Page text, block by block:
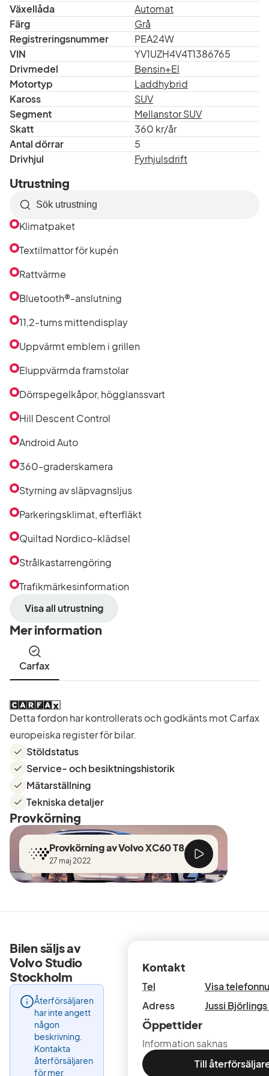
Växellåda
Automat
Färg
Grå
Registreringsnummer
PEA24W
VIN
YV1UZH4V4T1386765
Drivmedel
Bensin+El
Motortyp
Laddhybrid
Kaross
SUV
Segment
Mellanstor SUV
Skatt
360 kr/år
Antal dörrar
5
Drivhjul
Fyrhjulsdrift
Utrustning
Sök
efter
utrustning
i
Klimatpaket
Textilmattor för kupén
Rattvärme
Bluetooth®-anslutning
11,2-tums mittendisplay
Uppvärmt emblem i grillen
Eluppvärmda framstolar
Dörrspegelkåpor, högglanssvart
Hill Descent Control
Android Auto
360-graderskamera
Styrning av släpvagnsljus
Parkeringsklimat, efterfläkt
Quiltad Nordico-klädsel
Strålkastarrengöring
Trafikmärkesinformation
Visa all utrustning
Mer information
Carfax
Detta fordon har kontrollerats och godkänts mot Carfax
europeiska register för bilar.
Stöldstatus
Service- och besiktningshistorik
Mätarställning
Tekniska detaljer
Provkörning
Provkörning av Volvo XC60 T8
27 maj 2022
Bilen säljs av
Volvo Studio
Stockholm
Återförsäljaren
har inte angett
någon
beskrivning.
Kontakta
återförsäljaren
för mer
Kontakt
Tel
Visa
Adress
Jussi
Öppettider
Information saknas
Till